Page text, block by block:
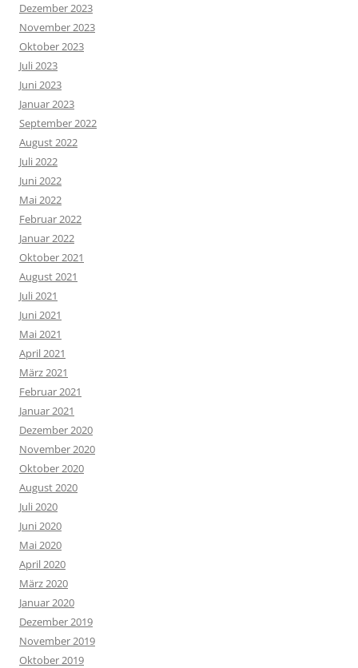
Dezember 2023
November 2023
Oktober 2023
Juli 2023
Juni 2023
Januar 2023
September 2022
August 2022
Juli 2022
Juni 2022
Mai 2022
Februar 2022
Januar 2022
Oktober 2021
August 2021
Juli 2021
Juni 2021
Mai 2021
April 2021
März 2021
Februar 2021
Januar 2021
Dezember 2020
November 2020
Oktober 2020
August 2020
Juli 2020
Juni 2020
Mai 2020
April 2020
März 2020
Januar 2020
Dezember 2019
November 2019
Oktober 2019